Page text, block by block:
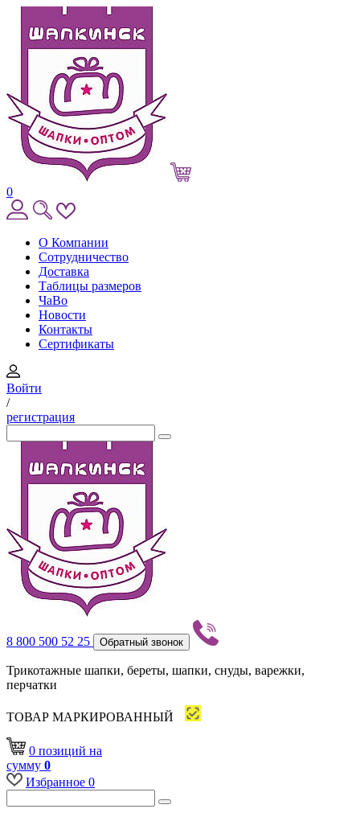
0
О Компании
Сотрудничество
Доставка
Таблицы размеров
ЧаВо
Новости
Контакты
Сертификаты
Войти
/
регистрация
8 800 500 52 25 Обратный звонок
Трикотажные шапки, береты, шапки, снуды, варежки,
перчатки
ТОВАР МАРКИРОВАННЫЙ
0 позиций на
сумму 0
Избранное 0